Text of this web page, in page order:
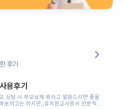
후기
용후기
상담 시 부모님께 뭐라고 말씀드리면 좋을
보려고는 하지만,,유치원교사로서 전문적인